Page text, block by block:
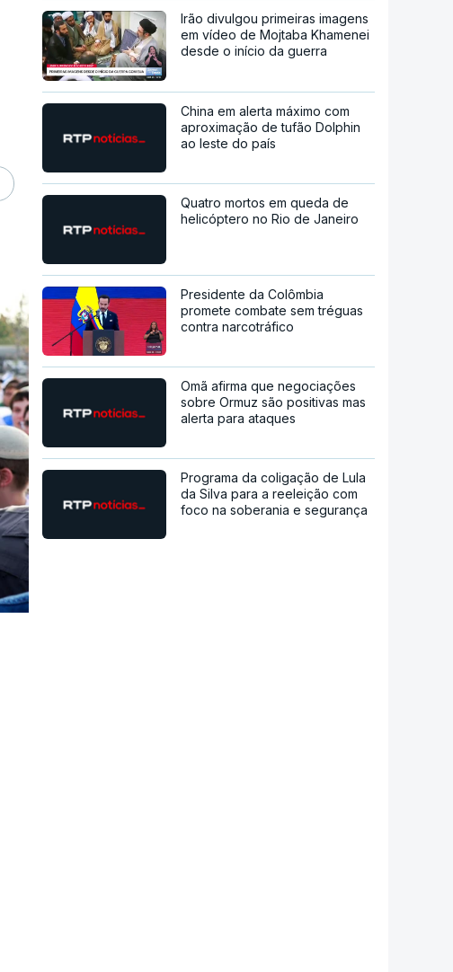
Irão divulgou primeiras imagens
em vídeo de Mojtaba Khamenei
desde o início da guerra
China em alerta máximo com
aproximação de tufão Dolphin
ao leste do país
Quatro mortos em queda de
helicóptero no Rio de Janeiro
Presidente da Colômbia
promete combate sem tréguas
contra narcotráfico
Omã afirma que negociações
sobre Ormuz são positivas mas
alerta para ataques
Programa da coligação de Lula
da Silva para a reeleição com
foco na soberania e segurança